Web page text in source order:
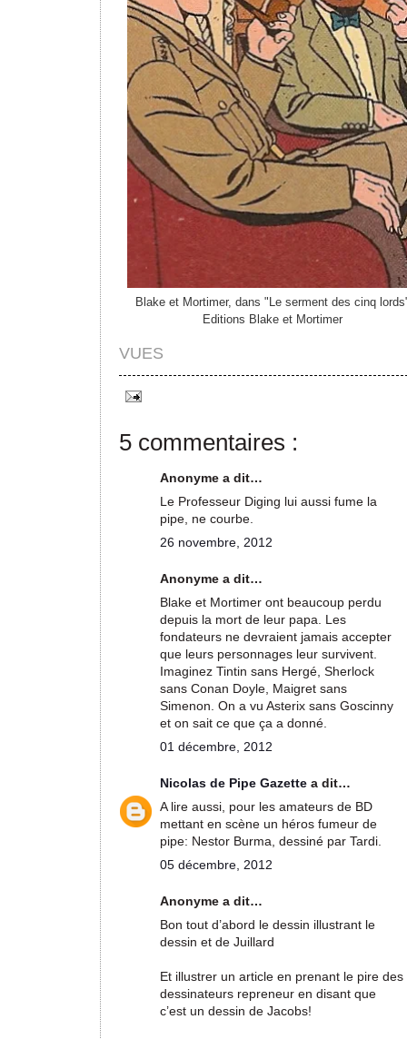
Blake et Mortimer, dans "Le serment des cinq
Editions Blake et Mortimer
VUES
5 commentaires :
Anonyme a dit…
Le Professeur Diging lui aussi fume la
pipe, ne courbe.
26 novembre, 2012
Anonyme a dit…
Blake et Mortimer ont beaucoup perdu
depuis la mort de leur papa. Les
fondateurs ne devraient jamais accepter
que leurs personnages leur survivent.
Imaginez Tintin sans Hergé, Sherlock
sans Conan Doyle, Maigret sans
Simenon. On a vu Asterix sans Goscinny
et on sait ce que ça a donné.
01 décembre, 2012
Nicolas de Pipe Gazette a dit…
A lire aussi, pour les amateurs de BD
mettant en scène un héros fumeur de
pipe: Nestor Burma, dessiné par Tardi.
05 décembre, 2012
Anonyme a dit…
Bon tout d’abord le dessin illustrant le
dessin et de Juillard
Et illustrer un article en prenant le pire des
dessinateurs repreneur en disant que
c’est un dessin de Jacobs!